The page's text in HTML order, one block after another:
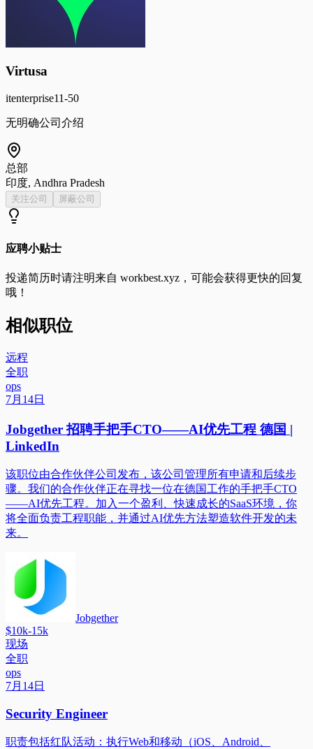
Virtusa
itenterprise11-50
无明确公司介绍
总部
印度, Andhra Pradesh
关注公司 屏蔽公司
应聘小贴士
投递简历时请注明来自 workbest.xyz ，可能会获得更快的回复
哦！
相似职位
远程
全职
ops
7月14日
Jobgether 招聘手把手CTO——AI优先工程 德国 |
LinkedIn
该职位由合作伙伴公司发布，该公司管理所有申请和后续步
骤。我们的合作伙伴正在寻找一位在德国工作的手把手CTO
——AI优先工程。加入一个盈利、快速成长的SaaS环境，你
将全面负责工程职能，并通过AI优先方法塑造软件开发的未
来。
Jobgether
$10k-15k
现场
全职
ops
7月14日
Security Engineer
职责包括红队活动：执行Web和移动（iOS、Android、